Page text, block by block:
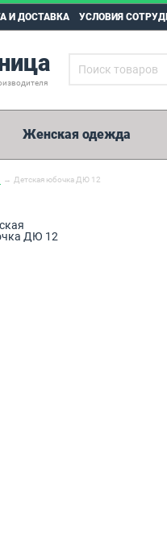
И ДОСТАВКА УСЛОВИЯ
Женская одежда
→ Детская юбочка ДЮ 12